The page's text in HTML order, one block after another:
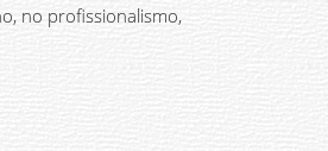
no profissionalismo,